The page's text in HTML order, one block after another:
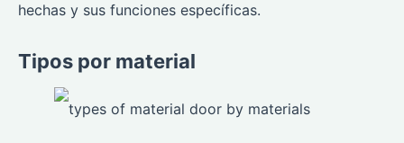
hechas y sus funciones específicas.
Tipos por material